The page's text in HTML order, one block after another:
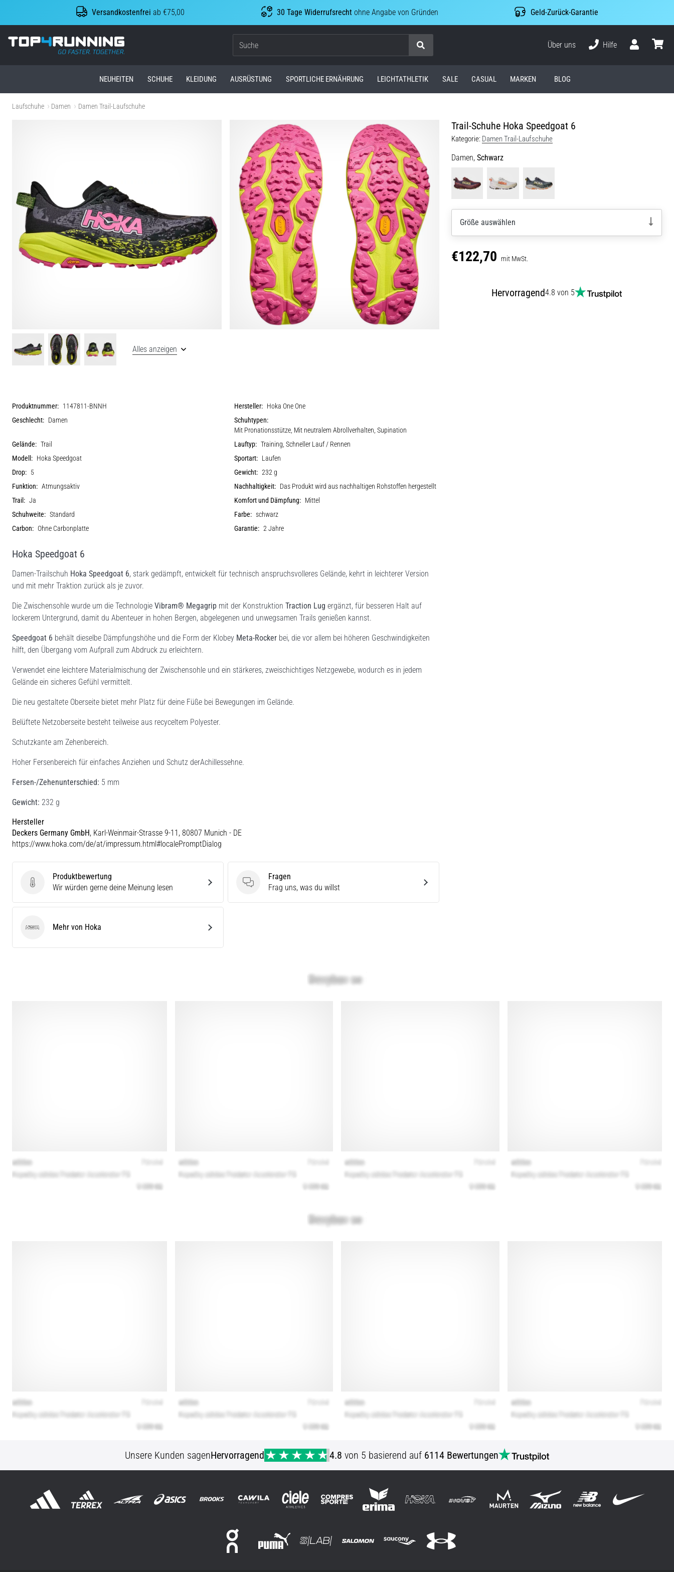
Versandkostenfrei ab €75,00 30 Tage Widerrufsrechtohne Angabe von Gründen Geld-Zurück-Garantie
Top4Running.at
Suche
Über uns
Hilfe
NEUHEITEN SCHUHE KLEIDUNG AUSRÜSTUNG SPORTLICHE ERNÄHRUNG LEICHTATHLETIK SALE CASUAL MARKEN BLOG
Laufschuhe Damen Damen Trail-Laufschuhe
Trail-Schuhe Hoka Speedgoat 6
Kategorie: Damen Trail-Laufschuhe
Damen, Schwarz
Größe auswählen
€122,70 mit MwSt.
Hervorragend4.8 von 5
Alles anzeigen
Produktnummer: 1147811-BNNH Hersteller: Hoka One One
Geschlecht: Damen
Schuhtypen:
Mit Pronationsstütze, Mit neutralem Abrollverhalten, Supination
Gelände: Trail Lauftyp: Training, Schneller Lauf / Rennen
Modell: Hoka Speedgoat Sportart: Laufen
Drop: 5 Gewicht: 232 g
Funktion: Atmungsaktiv Nachhaltigkeit: Das Produkt wird aus nachhaltigen Rohstoffen hergestellt
Trail: Ja Komfort und Dämpfung: Mittel
Schuhweite: Standard Farbe: schwarz
Carbon: Ohne Carbonplatte Garantie: 2 Jahre
Hoka Speedgoat 6
Damen-Trailschuh Hoka Speedgoat 6, stark gedämpft, entwickelt für technisch anspruchsvolleres Gelände, kehrt in leichterer Version
und mit mehr Traktion zurück als je zuvor.
Die Zwischensohle wurde um die Technologie Vibram® Megagrip mit der Konstruktion Traction Lug ergänzt, für besseren Halt auf
lockerem Untergrund, damit du Abenteuer in hohen Bergen, abgelegenen und unwegsamen Trails genießen kannst.
Speedgoat 6 behält dieselbe Dämpfungshöhe und die Form der Klobey Meta-Rocker bei, die vor allem bei höheren Geschwindigkeiten
hilft, den Übergang vom Aufprall zum Abdruck zu erleichtern.
Verwendet eine leichtere Materialmischung der Zwischensohle und ein stärkeres, zweischichtiges Netzgewebe, wodurch es in jedem
Gelände ein sicheres Gefühl vermittelt.
Die neu gestaltete Oberseite bietet mehr Platz für deine Füße bei Bewegungen im Gelände.
Belüftete Netzoberseite besteht teilweise aus recyceltem Polyester.
Schutzkante am Zehenbereich.
Hoher Fersenbereich für einfaches Anziehen und Schutz derAchillessehne.
Fersen-/Zehenunterschied: 5 mm
Gewicht: 232 g
Hersteller
Deckers Germany GmbH, Karl-Weinmair-Strasse 9-11, 80807 Munich - DE
https://www.hoka.com/de/at/impressum.html#localePromptDialog
Produktbewertung
Produktbewertung
Wir würden gerne deine Meinung lesen
Fragen
Fragen
Frag uns, was du willst
Hoka Mehr von Hoka
Unsere Kunden sagenHervorragend 4.8 von 5 basierend auf 6114 Bewertungen